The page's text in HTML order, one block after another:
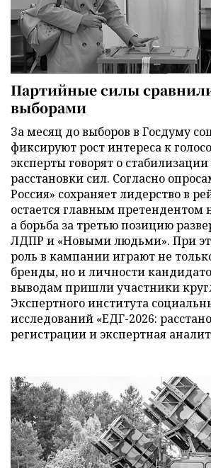
Партийные силы
выборами
За месяц до выборов в Госдуму
фиксируют рост интереса к
эксперты говорят о
расстановки сил. Согласно
Россия» сохраняет лидерство в
остается главным претендентом
а борьба за третью позицию
ЛДПР и «Новыми людьми». При
роль в кампании играют не
бренды, но и личности
выводам пришли участники
Экспертного института
исследований «ЕДГ-2026:
регистрации и экспертная